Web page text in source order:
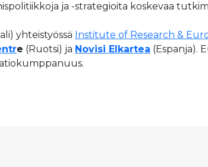
ja -strategioita koskevaa
yhteistyössä Institute of Research &
e (Ruotsi) ja Novisi Elkartea (Espanja).